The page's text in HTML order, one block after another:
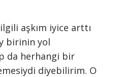
aşkım iyice arttı
birinin yol
da herhangi bir
diyebilirim. O